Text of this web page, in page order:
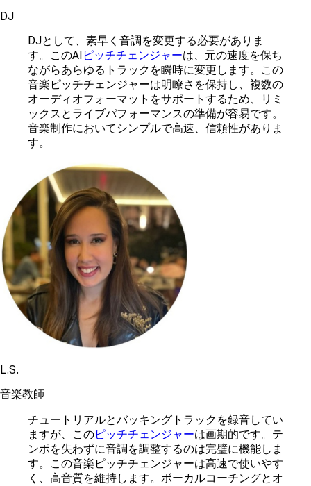
DJ
DJとして、素早く音調を変更する必要がありま
す。このAI ピッチチェンジャーは、元の速度を保ち
ながらあらゆるトラックを瞬時に変更します。この
音楽ピッチチェンジャーは明瞭さを保持し、複数の
オーディオフォーマットをサポートするため、リミ
ックスとライブパフォーマンスの準備が容易です。
音楽制作においてシンプルで高速、信頼性がありま
す。
L.S.
音楽教師
チュートリアルとバッキングトラックを録音してい
ますが、このピッチチェンジャーは画期的です。テ
ンポを失わずに音調を調整するのは完璧に機能しま
す。この音楽ピッチチェンジャーは高速で使いやす
く、高音質を維持します。ボーカルコーチングとオ